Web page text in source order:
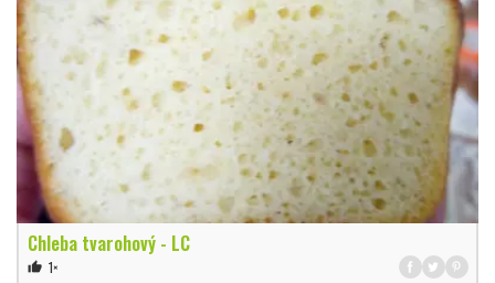
Chleba tvarohový - LC
thumb_up 1×